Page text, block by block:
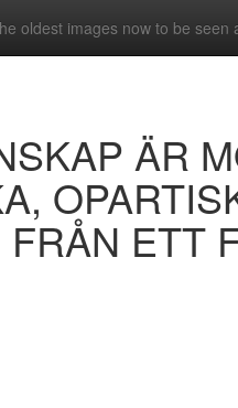
oldest images now to be seen
ÄR
ETT